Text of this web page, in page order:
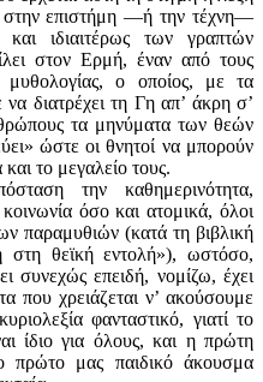
στην επιστήμη —ή την τέχνη—
ιδιαιτέρως των γραπτών
στον Ερμή, έναν από τους
μυθολογίας, ο οποίος, με τα
διατρέχει τη Γη απ’ άκρη σ’
τα μηνύματα των θεών
ώστε οι θνητοί να μπορούν
το μεγαλείο τους.
την καθημερινότητα,
όσο και ατομικά, όλοι
παραμυθιών (κατά τη βιβλική
στη θεϊκή εντολή»), ωστόσο,
συνεχώς επειδή, νομίζω, έχει
που χρειάζεται ν’ ακούσουμε
φανταστικό, γιατί το
ίδιο για όλους, και η πρώτη
πρώτο μας παιδικό άκουσμα